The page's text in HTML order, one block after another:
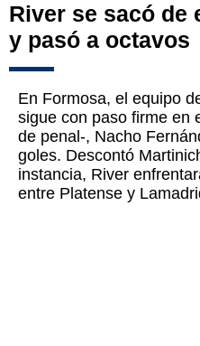
River se sacó de
y pasó a octavos
En Formosa, el equipo
sigue con paso firme en
de penal-, Nacho
goles. Descontó
instancia, River
entre Platense y